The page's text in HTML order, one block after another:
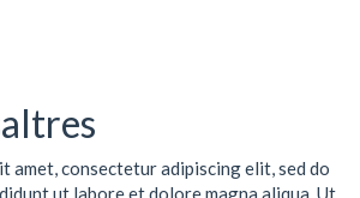
amet, consectetur adipiscing elit, sed do
ut labore et dolore magna aliqua. Ut